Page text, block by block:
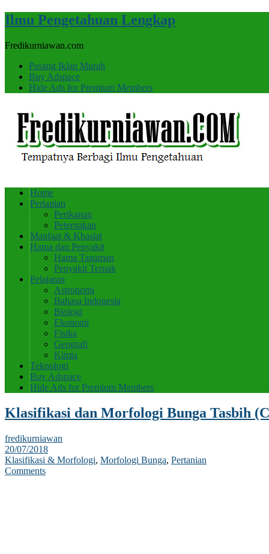
Ilmu Pengetahuan Lengkap
Fredikurniawan.com
Pasang Iklan Murah
Buy Adspace
Hide Ads for Premium Members
Home
Pertanian
Perikanan
Peternakan
Manfaat & Khasiat
Hama dan Penyakit
Hama Tanaman
Penyakit Ternak
Pelajaran
Astronomi
Bahasa Indonesia
Biologi
Ekonomi
Fisika
Geografi
Kimia
Teknologi
Buy Adspace
Hide Ads for Premium Members
Klasifikasi dan Morfologi Bunga Tasbih
fredikurniawan
20/07/2018
Klasifikasi & Morfologi, Morfologi Bunga, Pertanian
Comments